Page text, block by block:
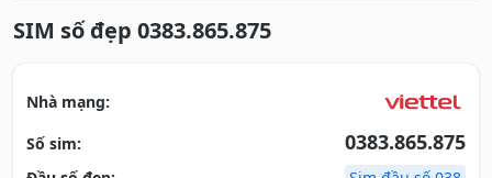
SIM số đẹp 0383.865.875
Nhà mạng:
Số sim:
0383.865.875